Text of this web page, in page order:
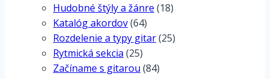
Hudobné štýly a žánre (18)
Katalóg akordov(64)
Rozdelenie a typy gitar(25)
Rytmická sekcia (25)
Začíname s gitarou (84)